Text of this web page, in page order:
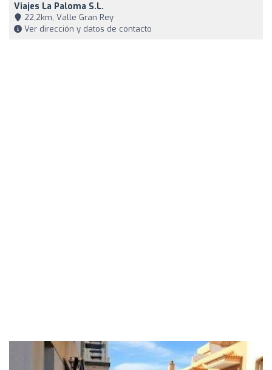
Viajes La Paloma S.L.
22,2km, Valle Gran Rey
Ver dirección y datos de contacto